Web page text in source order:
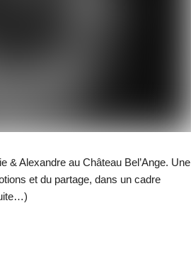
& Alexandre au Château Bel’Ange. Une
et du partage, dans un cadre